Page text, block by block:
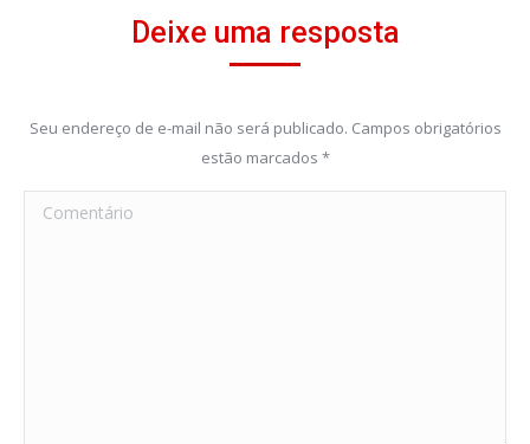
Deixe uma resposta
Seu endereço de e-mail não será publicado. Campos obrigatórios
estão marcados *
Comentário